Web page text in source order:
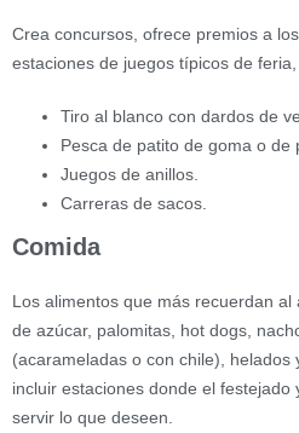
Crea concursos, ofrece premios a
estaciones de juegos típicos de
Tiro al blanco con dardos de
Pesca de patito de goma o de
Juegos de anillos.
Carreras de sacos.
Comida
Los alimentos que más recuerdan
de azúcar, palomitas, hot dogs,
(acarameladas o con chile), helados
incluir estaciones donde el festejado
servir lo que deseen.